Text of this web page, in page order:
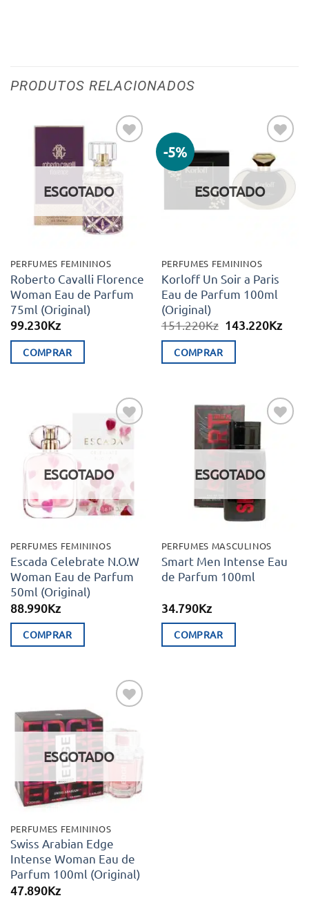
PRODUTOS RELACIONADOS
Adicionar
aos meus
desejos
ESGOTADO
PERFUMES FEMININOS
Roberto Cavalli Florence
Woman Eau de Parfum
75ml (Original)
99.230Kz
COMPRAR
-5%
Adicionar
aos meus
desejos
ESGOTADO
PERFUMES FEMININOS
Korloff Un Soir a Paris
Eau de Parfum 100ml
(Original)
151.220Kz O
era:
143.220KzO
COMPRAR
Adicionar
desejos
ESGOTADO
PERFUMES FEMININOS
Escada Celebrate N.O.W
Woman Eau de Parfum
50ml (Original)
88.990Kz
COMPRAR
aos meus
ESGOTADO
PERFUMES MASCULINOS
Smart Men Intense Eau
de Parfum 100ml
34.790Kz
COMPRAR
Adicionar
aos meus
desejos
ESGOTADO
PERFUMES FEMININOS
Swiss Arabian Edge
Intense Woman Eau de
Parfum 100ml (Original)
47.890Kz